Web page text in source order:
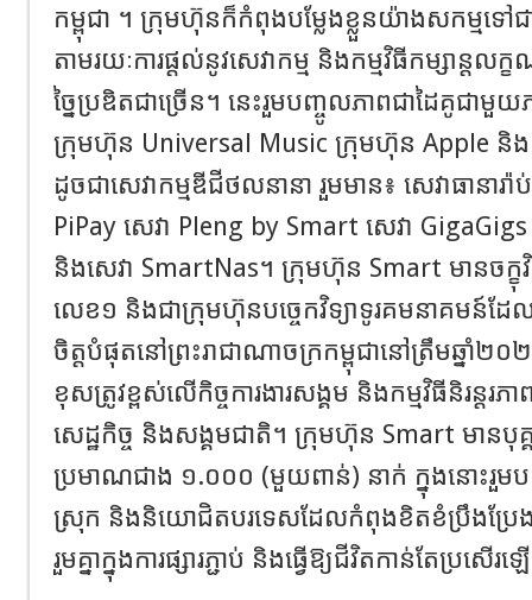
កម្ពុជា ។ ក្រុមហ៊ុន​ក៏​កំពុង​បម្លែង​ខ្លួន​យ៉ាង​សកម្ម​ទៅ​
តាម​រយៈ​ការ​ផ្ដល់​នូវ​សេវាកម្ម និង​កម្មវិធី​កម្សាន្
ច្នៃប្រឌិត​ជា​ច្រើន។ នេះរួម​បញ្ចូល​ភាពជា​ដៃគូជា​មួយ​
ក្រុម​ហ៊ុន Universal Music ក្រុម​ហ៊ុន Apple និ
ដូច​ជា​សេវាកម្ម​ឌីជីថល​នានា រួម​មាន៖ សេវា​ធានារ៉ា
PiPay សេវា Pleng by Smart សេវា GigaGigs
និង​សេវា SmartNas។ ក្រុមហ៊ុន Smart មាន​ចក្
លេខ១ និង​ជា​ក្រុមហ៊ុន​បច្ចេក​វិទ្យា​ទូរគម​នាគមន៍​
ចិត្ត​បំផុត​នៅព្រះ​រាជា​ណា​ចក្រ​កម្ពុជានៅ​ត្រឹម​ឆ្នាំ​២
ខុស​ត្រូវ​ខ្ពស់​លើ​កិច្ចការងារ​​សង្គម និង​កម្មវិ​ធីនិរន្តរ
សេដ្ឋកិច្ច និង​សង្គម​ជាតិ។ ក្រុមហ៊ុន Smart មាន​បុ
ប្រមាណ​ជាង ១.០០០ (មួយ​ពាន់) នាក់ ក្នុង​នោះ​រួម​
ស្រុក និង​និយោជិត​បរទេស​ដែល​កំពុង​ខិត​ខំ​ប្រឹង​ប្រែង​
រួម​គ្នា​ក្នុង​ការផ្សារ​ភ្ជាប់ និង​ធ្វើ​ឱ្យ​ជីវិត​កាន់​តែ​ប្រសើរ​